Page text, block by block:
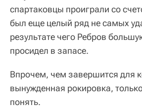
спартаковцы проиграли со
был еще целый ряд не самых
результате чего Ребров
просидел в запасе.
Впрочем, чем завершится для
вынужденная рокировка,
понять.